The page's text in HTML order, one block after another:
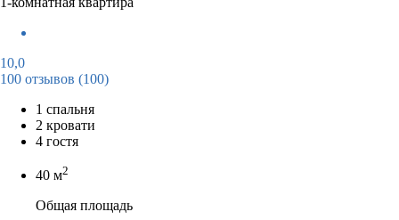
10,0
100 отзывов (100)
1 спальня
2 кровати
4 гостя
40 м2
Общая площадь